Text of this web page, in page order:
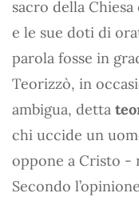
sacro della
e le sue doti di
parola fosse in
Teorizzò, in
ambigua, detta
chi uccide un
oppone a Cristo -
Secondo